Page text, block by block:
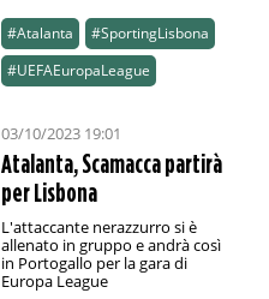
#Atalanta
#SportingLisbona
#UEFAEuropaLeague
03/10/2023 19:01
Atalanta, Scamacca partirà
per Lisbona
L'attaccante nerazzurro si è
allenato in gruppo e andrà così
in Portogallo per la gara di
Europa League